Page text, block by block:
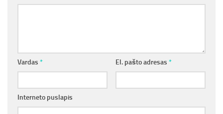
Vardas * El. pašto adresas *
Interneto puslapis